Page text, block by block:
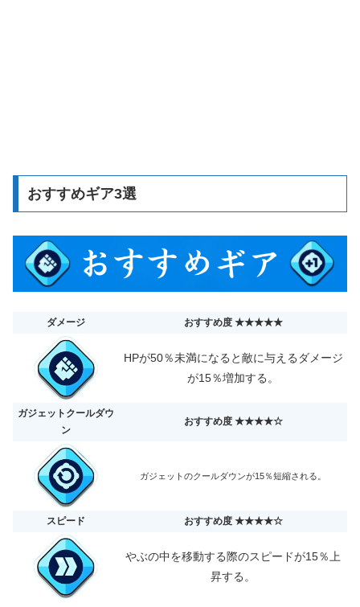
おすすめギア3選
ダメージ おすすめ度 ★★★★★
HPが50％未満になると敵に与えるダメージ
が15％増加する。
ガジェットクールダウ
ン
おすすめ度 ★★★★☆
ガジェットのクールダウンが15％短縮される。
スピード おすすめ度 ★★★★☆
やぶの中を移動する際のスピードが15％上
昇する。